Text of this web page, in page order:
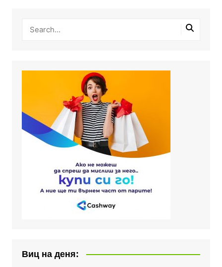
Виц на деня: